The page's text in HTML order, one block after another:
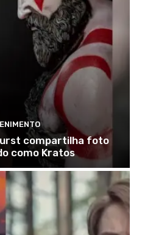
compartilha foto
como Kratos